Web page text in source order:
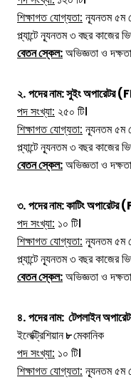
শিক্ষাগত যোগ্যতা: ন্যূনতম ৫ম
প্ল্যান্টে ন্যূনতম ৩ বছর কাজের
বেতন স্কেল:অভিজ্ঞতা ও
২.পদের নাম: সুইং অপারেটর
পদ সংখ্যা: ২৫০ টি।
শিক্ষাগত যোগ্যতা: ন্যূনতম ৫ম
প্ল্যান্টে ন্যূনতম ৩ বছর কাজের
বেতন স্কেল:অভিজ্ঞতা ও
৩.পদের নাম: কাটিং
পদ সংখ্যা: ১০ টি।
শিক্ষাগত যোগ্যতা: ন্যূনতম ৫ম
প্ল্যান্টে ন্যূনতম ৩ বছর কাজের
বেতন স্কেল:অভিজ্ঞতা ও
৪.পদের নাম: টেপলাইন
ইলেক্ট্রিশিয়ান৮মেকানিক
পদ সংখ্যা: ১০ টি।
শিক্ষাগত যোগ্যতা: ন্যূনতম ৫ম